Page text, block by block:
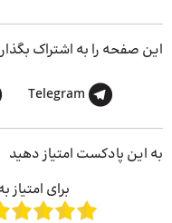
این صفحه را به اشتراک
Telegram
به این پادکست امتیاز دهید
برای